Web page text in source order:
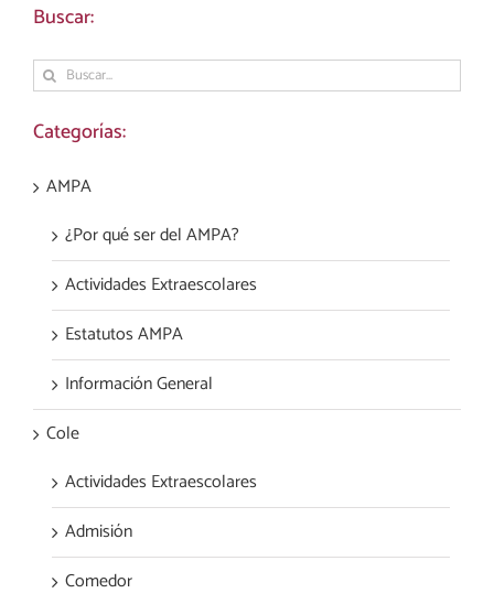
Buscar:
Buscar:
Categorías:
AMPA
¿Por qué ser del AMPA?
Actividades Extraescolares
Estatutos AMPA
Información General
Cole
Actividades Extraescolares
Admisión
Comedor